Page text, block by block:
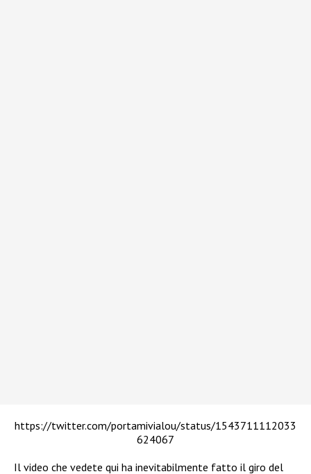
https://twitter.com/portamivialou/status/1543711112033
624067
Il video che vedete qui ha inevitabilmente fatto il giro del